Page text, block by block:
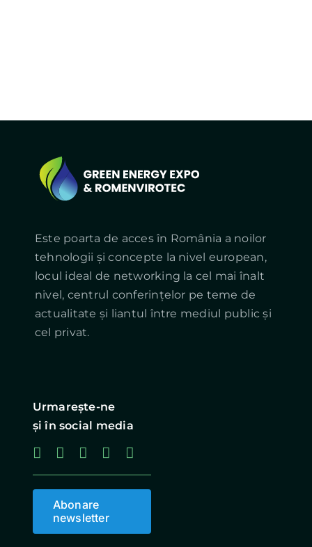
Este poarta de acces în România a noilor
tehnologii și concepte la nivel european,
locul ideal de networking la cel mai înalt
nivel, centrul conferințelor pe teme de
actualitate și liantul între mediul public și
cel privat.
Urmareşte-ne
şi în social media
Abonare
newsletter